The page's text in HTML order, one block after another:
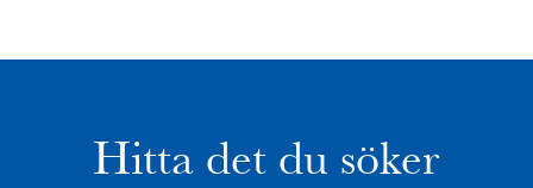
Hitta det du söker